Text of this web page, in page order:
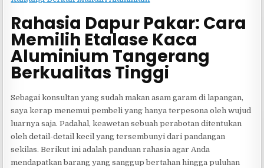
Rahasia Dapur Pakar: Cara
Memilih Etalase Kaca
Aluminium Tangerang
Berkualitas Tinggi
Sebagai konsultan yang sudah makan asam garam di lapangan,
saya kerap menemui pembeli yang hanya terpesona oleh wujud
luarnya saja. Padahal, keawetan sebuah perabotan ditentukan
oleh detail-detail kecil yang tersembunyi dari pandangan
sekilas. Berikut ini adalah panduan rahasia agar Anda
mendapatkan barang yang sanggup bertahan hingga puluhan